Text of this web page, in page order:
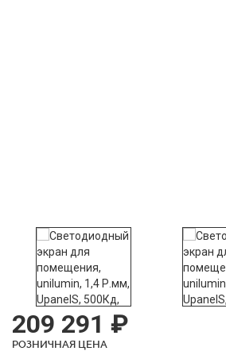
209 291 ₽
РОЗНИЧНАЯ ЦЕНА